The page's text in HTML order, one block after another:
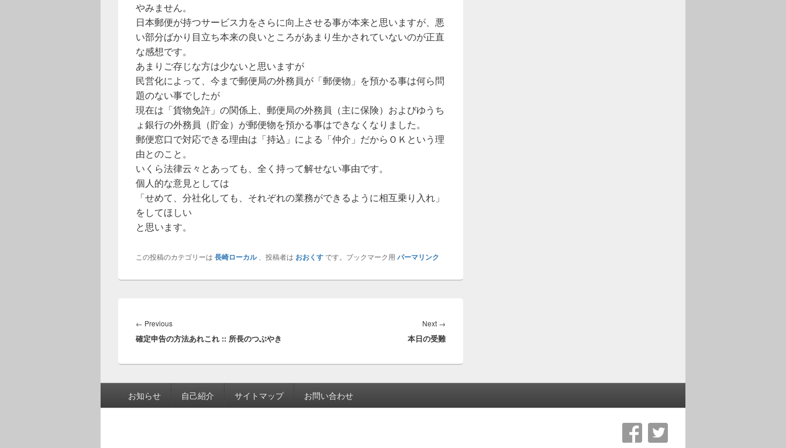
やみません。
日本郵便が持つサービス力をさらに向上させる事が本来と思いますが、悪
い部分ばかり目立ち本来の良いところがあまり生かされていないのが正直
な感想です。
あまりご存じな方は少ないと思いますが
民営化によって、今まで郵便局の外務員が「郵便物」を預かる事は何ら問
題のない事でしたが
現在は「貨物免許」の関係上、郵便局の外務員（主に保険）およびゆうち
ょ銀行の外務員（貯金）が郵便物を預かる事はできなくなりました。
郵便窓口で対応できる理由は「持込」による「仲介」だからＯＫという理
由とのこと。
いくら法律云々とあっても、全く持って解せない事由です。
個人的な意見としては
「せめて、分社化しても、それぞれの業務ができるように相互乗り入れ」
をしてほしい
と思います。
この投稿のカテゴリーは 長崎ローカル、投稿者は おおくすです。ブックマーク用 パーマリンク
稿
ナ
ゲ
シ
ョ
ン
← PreviousPrevious
post:
確定申告の方法あれこれ :: 所長のつぶやき
Next →
post:
本日の受難
お知らせ 自己紹介 サイトマップ お問い合わせ